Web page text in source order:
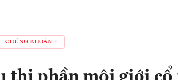
CHỨNG KHOÁN